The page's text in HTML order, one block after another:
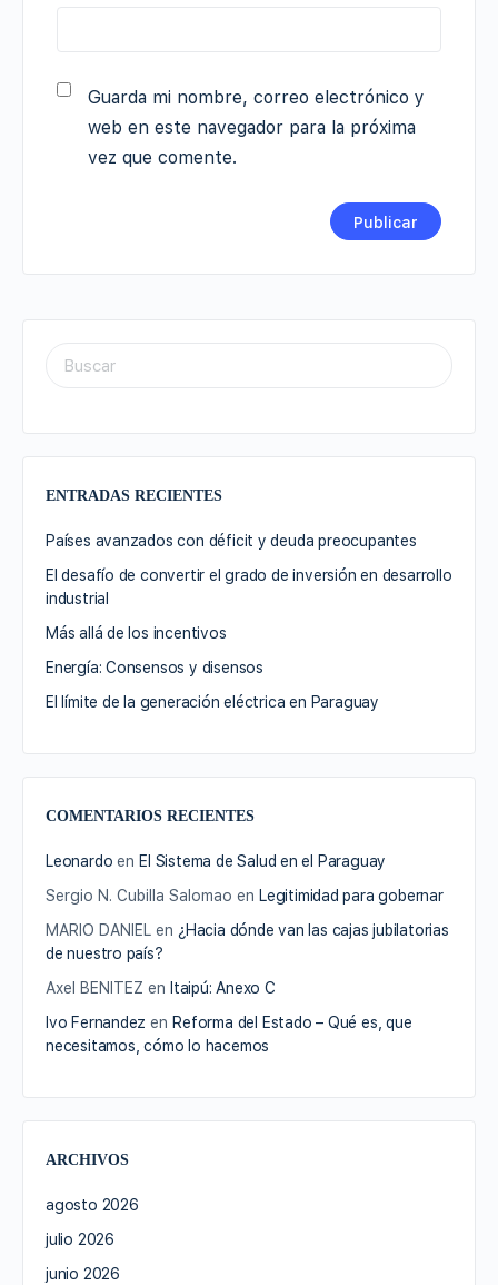
Guarda mi nombre, correo electrónico y
web en este navegador para la próxima
vez que comente.
ENTRADAS RECIENTES
Países avanzados con déficit y deuda preocupantes
El desafío de convertir el grado de inversión en desarrollo
industrial
Más allá de los incentivos
Energía: Consensos y disensos
El límite de la generación eléctrica en Paraguay
COMENTARIOS RECIENTES
Leonardo en El Sistema de Salud en el Paraguay
Sergio N. Cubilla Salomao en Legitimidad para gobernar
MARIO DANIEL en ¿Hacia dónde van las cajas jubilatorias
de nuestro país?
Axel BENITEZ en Itaipú: Anexo C
Ivo Fernandez en Reforma del Estado – Qué es, que
necesitamos, cómo lo hacemos
ARCHIVOS
agosto 2026
julio 2026
junio 2026